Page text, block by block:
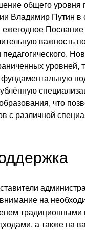
общего уровня
Владимир Путин в
ежегодное
важность
уровней,
что
с различной
на
традиционными
а также на